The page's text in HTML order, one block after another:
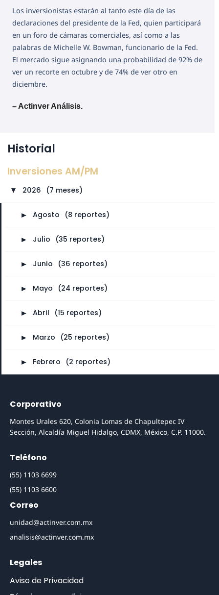
Los inversionistas estarán al tanto este día de las
declaraciones del presidente de la Fed, quien participará
en un foro de cámaras comerciales, así como a las
palabras de Michelle W. Bowman, funcionario de la Fed.
El mercado sigue asignando una probabilidad de 92% de
ver un recorte en octubre y de 74% de ver otro en
diciembre.
– Actinver Análisis.
Historial
Inversiones AM/PM
► 2026 (7 meses)
► Agosto (8 reportes)
► Julio (35 reportes)
► Junio (36 reportes)
► Mayo (24 reportes)
► Abril (15 reportes)
► Marzo (25 reportes)
► Febrero (2 reportes)
Corporativo
Montes Urales 620, Colonia Lomas de Chapultepec IV
Sección, Alcaldía Miguel Hidalgo, CDMX, México, C.P. 11000.
Teléfono
(55) 1103 6699
(55) 1103 6600
Correo
unidad@actinver.com.mx
analisis@actinver.com.mx
Legales
Aviso de Privacidad